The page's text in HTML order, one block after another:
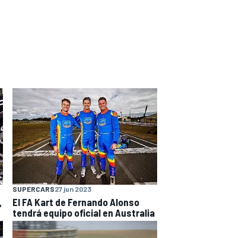
SUPERCARS27 jun 2023
El FA Kart de Fernando Alonso
tendrá equipo oficial en Australia